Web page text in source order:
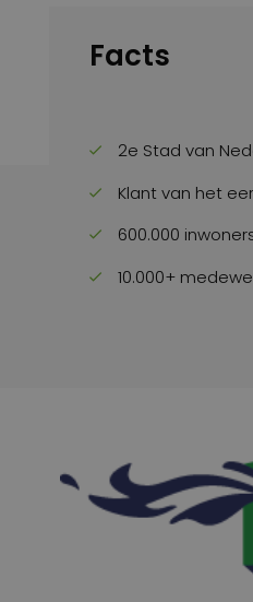
Facts
2e Stad van
Klant van het
600.000
10.000+